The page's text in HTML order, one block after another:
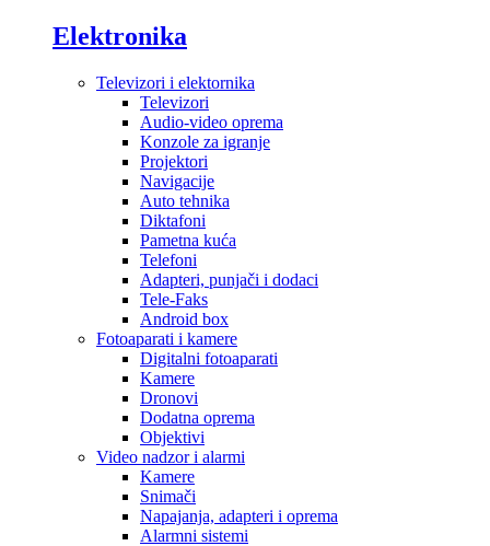
Elektronika
Televizori i elektornika
Televizori
Audio-video oprema
Konzole za igranje
Projektori
Navigacije
Auto tehnika
Diktafoni
Pametna kuća
Telefoni
Adapteri, punjači i dodaci
Tele-Faks
Android box
Fotoaparati i kamere
Digitalni fotoaparati
Kamere
Dronovi
Dodatna oprema
Objektivi
Video nadzor i alarmi
Kamere
Snimači
Napajanja, adapteri i oprema
Alarmni sistemi